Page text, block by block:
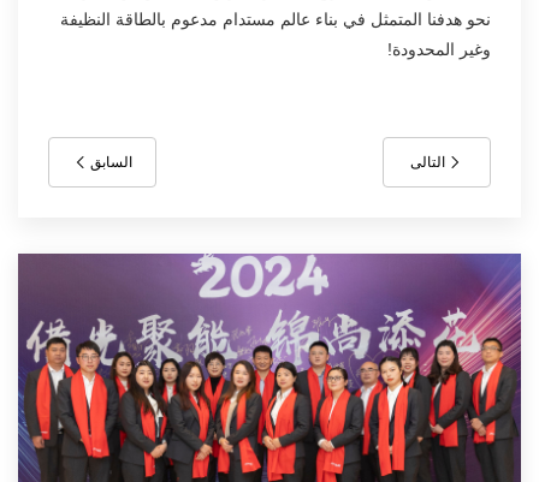
نحو هدفنا المتمثل في بناء عالم مستدام مدعوم بالطاقة النظيفة
وغير المحدودة!
السابق